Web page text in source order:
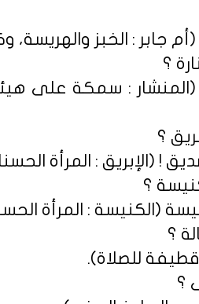
جابر : الخبز والهريسة،
! (المنشار : سمكة على
(الإبريق : المرأة
(الكنيسة : المرأة
قطيفة للصلاة).